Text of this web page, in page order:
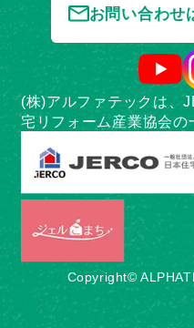
お問い合わせ
(株)アルファテックは、
宅リフォーム産業協会の
Copyright©